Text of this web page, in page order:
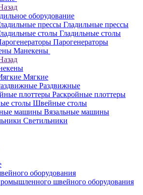
оборудование
Гладильные прессы
Гладильные столы
Парогенераторы
Манекены
Мягкие
Раздвижные
Раскройные плоттеры
Швейные столы
Вязальные машины
Светильники
оборудования
швейного оборудования